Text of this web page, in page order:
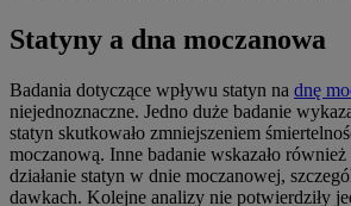
Statyny a dna moczanowa
Badania dotyczące wpływu statyn na dnę
niejednoznaczne. Jedno duże badanie
statyn skutkowało zmniejszeniem
moczanową. Inne badanie wskazało
działanie statyn w dnie moczanowej,
dawkach. Kolejne analizy nie potwierdziły